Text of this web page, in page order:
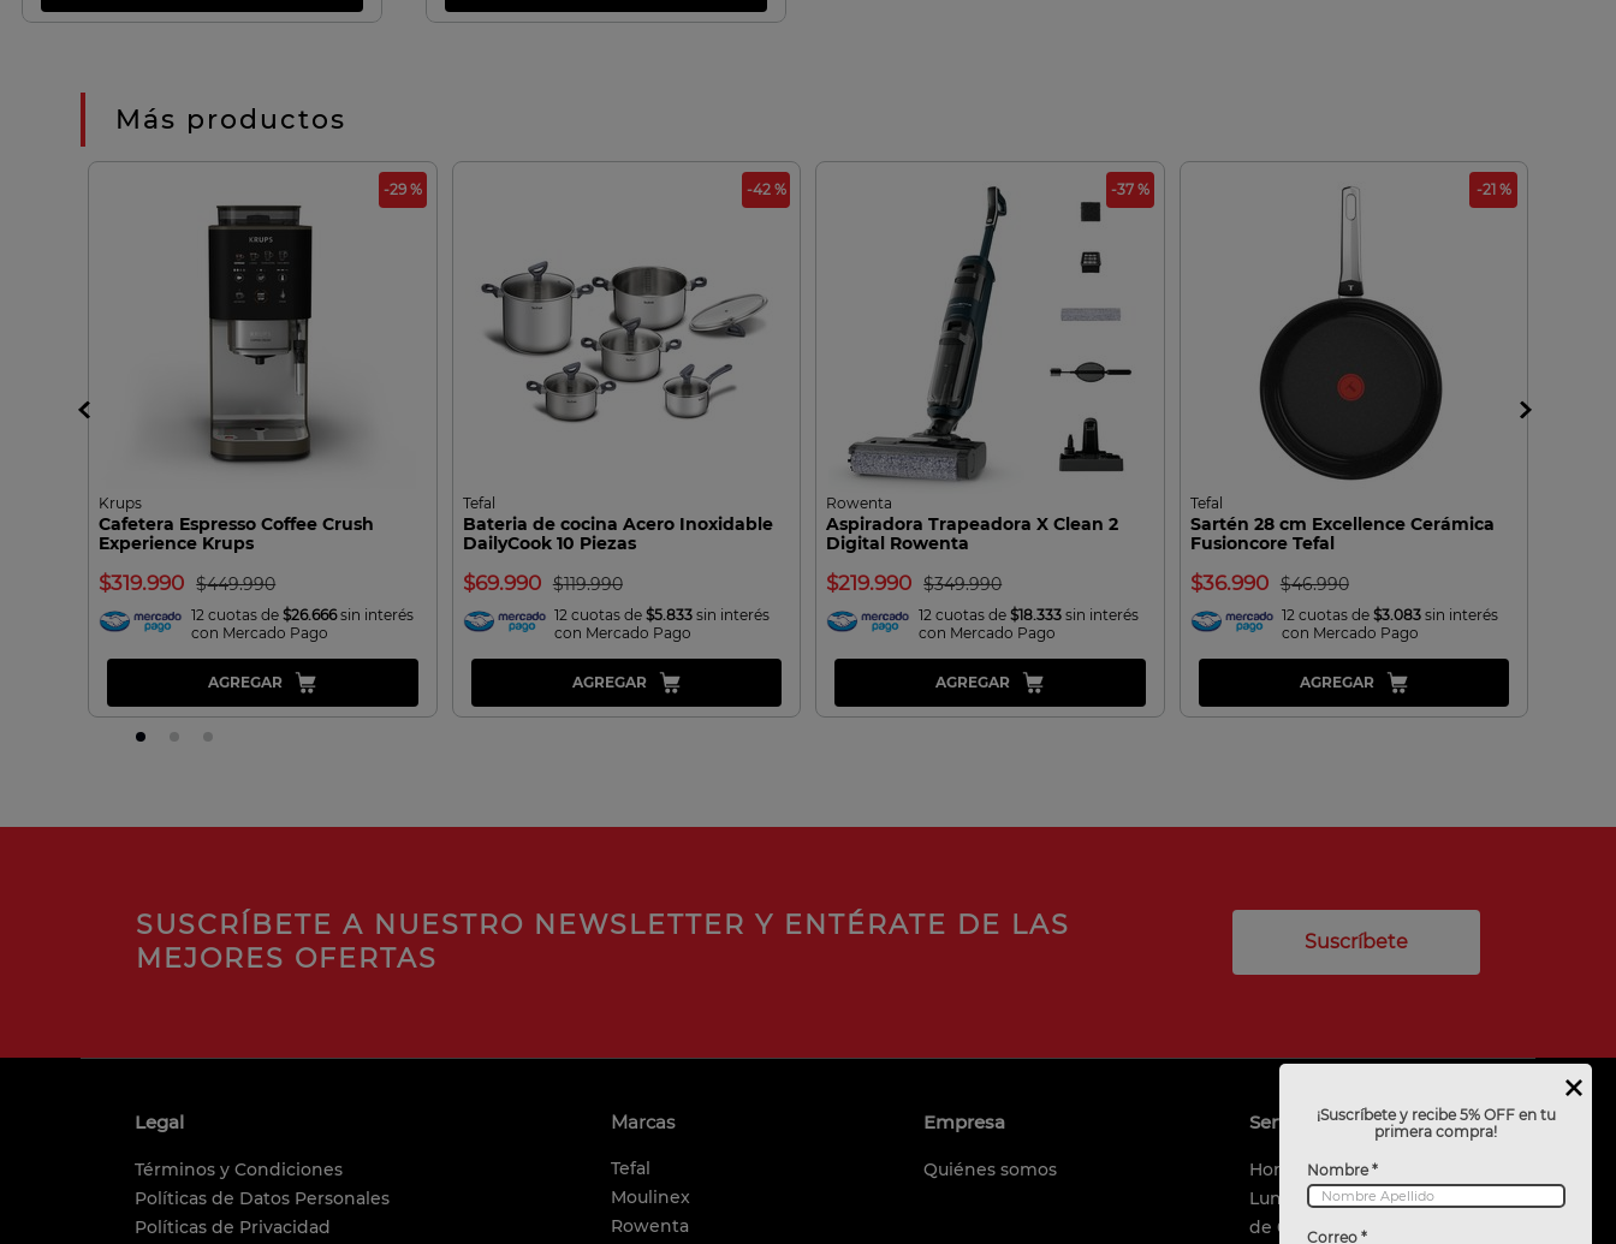
Más productos
-29 %
Krups
Cafetera Espresso Coffee Crush
Experience Krups
319.990 449.990
12 cuotas de $26.666sin interés
con Mercado Pago
AGREGAR
-42 %
Tefal
Bateria de cocina Acero Inoxidable
DailyCook 10 Piezas
69.990 119.990
12 cuotas de$5.833 sin interés
con Mercado Pago
AGREGAR
-37 %
Rowenta
Aspiradora Trapeadora X Clean 2
Digital Rowenta
219.990 349.990
12 cuotas de $18.333sin interés
con Mercado Pago
AGREGAR
-21 %
Tefal
Sartén 28 cm Excellence Cerámica
Fusioncore Tefal
36.990 46.990
12 cuotas de$3.083 sin interés
con Mercado Pago
AGREGAR
SUSCRÍBETE A NUESTRO NEWSLETTER Y ENTÉRATE DE LAS
MEJORES OFERTAS
Suscríbete
Legal
Términos y Condiciones
Políticas de Datos Personales
Políticas de Privacidad
Marcas
Tefal
Moulinex
Rowenta
Empresa
Quiénes somos
Servicio al cliente
Horario de Atención
Lunes a viernes
de 09:00 a 18:00 horas
¡Suscríbete y recibe 5% OFF en tu
primera compra!
Nombre *
Correo *